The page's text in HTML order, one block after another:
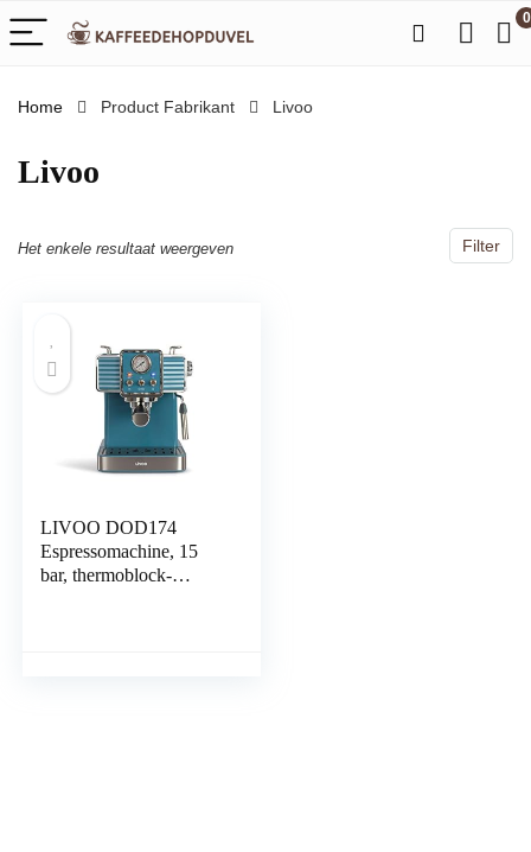
0
Home Product Fabrikant ‎Livoo
‎Livoo
Filter
Het enkele resultaat weergeven
LIVOO DOD174
Espressomachine, 15
bar, thermoblock-